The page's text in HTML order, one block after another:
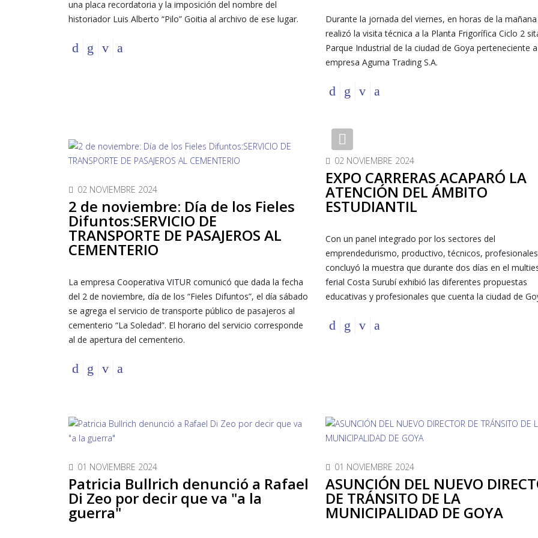
una placa recordatoria y la imposición del nombre del
historiador Luis Alberto “Pilo” Goitia al archivo de ese lugar.
Durante la jornada del viernes, en horas de la mañana
realizó la visita técnica a la Planta Frigorífica Ciclo 2
Parque Industrial de la ciudad de Goya perteneciente
empresa Aguma Trading S.A.
02 NOVIEMBRE 2024
2 de noviembre: Día de los Fieles
Difuntos:SERVICIO DE
TRANSPORTE DE PASAJEROS AL
CEMENTERIO
La empresa Cooperativa VITUR comunicó que dada la fecha
del 2 de noviembre, día de los “Fieles Difuntos”, el día sábado
se agrega el servicio de transporte público de pasajeros al
cementerio “La Soledad”. El horario del servicio corresponde
al de apertura del cementerio.
Previous
02 NOVIEMBRE 2024
EXPO CARRERAS ACAPARÓ LA
ATENCIÓN DEL ÁMBITO
ESTUDIANTIL
Con un panel integrado por los sectores del
emprendedurismo, productivo, técnicos,
concluyó la muestra que durante dos días en el
ferial Costa Surubí exhibió las diferentes propuestas
educativas y profesionales que cuenta la ciudad de
01 NOVIEMBRE 2024
Patricia Bullrich denunció a Rafael
Di Zeo por decir que va "a la
guerra"
01 NOVIEMBRE 2024
ASUNCIÓN DEL NUEVO
DE TRÁNSITO DE LA
MUNICIPALIDAD DE GOYA